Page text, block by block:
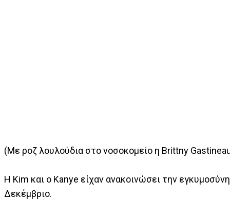
(Με ροζ λουλούδια στο νοσοκομείο η Brittny
Η Kim και ο Kanye είχαν ανακοινώσει την
Δεκέμβριο.